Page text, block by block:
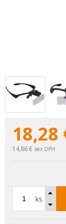
18,28
14,86 € bez DPH
ks